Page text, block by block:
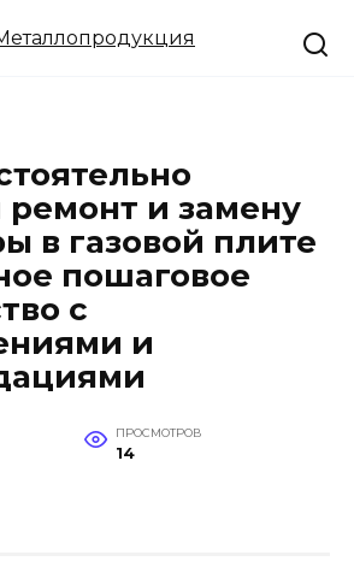
ремонт и замену
в газовой плите
пошаговое
с
и
ПРОСМОТРОВ
14